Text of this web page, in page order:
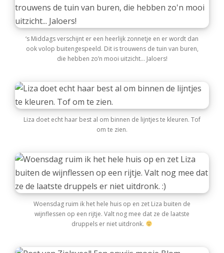
‘s Middags verschijnt er een heerlijk zonnetje en er wordt dan
ook volop buitengespeeld. Dit is trouwens de tuin van buren,
die hebben zo’n mooi uitzicht… Jaloers!
Liza doet echt haar best al om binnen de lijntjes te kleuren. Tof
om te zien.
Woensdag ruim ik het hele huis op en zet Liza buiten de
wijnflessen op een rijtje. Valt nog mee dat ze de laatste
druppels er niet uitdronk.